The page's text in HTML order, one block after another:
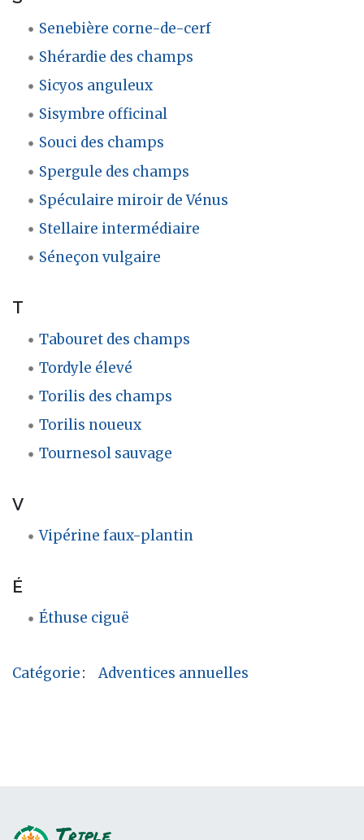
Senebière corne-de-cerf
Shérardie des champs
Sicyos anguleux
Sisymbre officinal
Souci des champs
Spergule des champs
Spéculaire miroir de Vénus
Stellaire intermédiaire
Séneçon vulgaire
T
Tabouret des champs
Tordyle élevé
Torilis des champs
Torilis noueux
Tournesol sauvage
V
Vipérine faux-plantin
É
Éthuse ciguë
Catégorie: Adventices annuelles